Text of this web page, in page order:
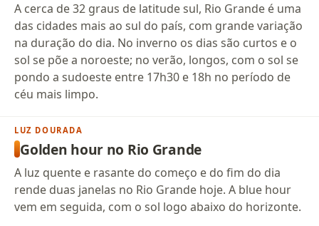
A cerca de 32 graus de latitude sul, Rio Grande é uma
das cidades mais ao sul do país, com grande variação
na duração do dia. No inverno os dias são curtos e o
sol se põe a noroeste; no verão, longos, com o sol se
pondo a sudoeste entre 17h30 e 18h no período de
céu mais limpo.
LUZ DOURADA
Golden hour no Rio Grande
A luz quente e rasante do começo e do fim do dia
rende duas janelas no Rio Grande hoje. A blue hour
vem em seguida, com o sol logo abaixo do horizonte.